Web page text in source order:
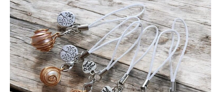
„Kulička
v
kleci“
drátovaný
přívěsek
–
návod